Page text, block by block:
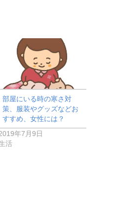
部屋にいる時の寒さ対
策、服装やグッズなどお
すすめ、女性には？
年7月9日
活